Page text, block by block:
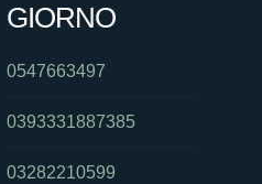
GIORNO
0547663497
0393331887385
03282210599